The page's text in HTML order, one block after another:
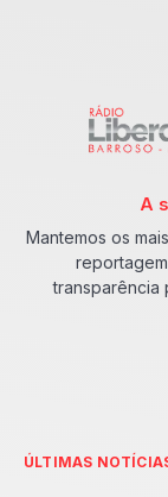
A
Mantemos os
transparência
ÚLTIMAS